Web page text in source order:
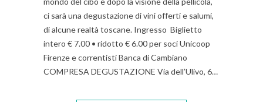
ci sarà una degustazione di vini offerti e salumi,
di alcune realtà toscane. Ingresso Biglietto
intero € 7.00 • ridotto € 6.00 per soci Unicoop
Firenze e correntisti Banca di Cambiano
COMPRESA DEGUSTAZIONE Via dell’Ulivo, 6…